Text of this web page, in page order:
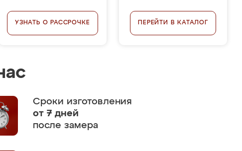
УЗНАТЬ О РАССРОЧКЕ ПЕРЕЙТИ В КАТАЛОГ
Сроки изготовления
от 7 дней
после замера